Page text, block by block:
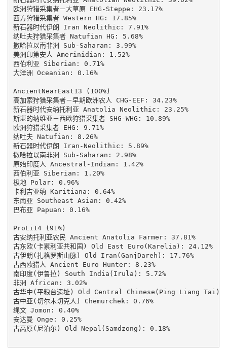
欧洲狩猎采集者－大草原 EHG-Steppe: 23.17%
西方狩猎采集者 Western HG: 17.85%
新石器时代伊朗 Iran Neolithic: 7.91%
纳吐夫狩猎采集者 Natufian HG: 5.68%
撒哈拉以南非洲 Sub-Saharan: 3.99%
美洲印第安人 Amerinidian: 1.52%
西伯利亚 Siberian: 0.71%
大洋洲 Oceanian: 0.16%
AncientNearEast13 (100%)
高加索狩猎采集者－早期欧洲农人 CHG-EEF: 34.23%
新石器时代安纳托利亚 Anatolia Neolithic: 23.25%
斯堪的纳维亚－西欧狩猎采集者 SHG-WHG: 10.89%
欧洲狩猎采集者 EHG: 9.71%
纳吐夫 Natufian: 8.26%
新石器时代伊朗 Iran-Neolithic: 5.89%
撒哈拉以南非洲 Sub-Saharan: 2.98%
原始印度人 Ancestral-Indian: 1.42%
西伯利亚 Siberian: 1.20%
极地 Polar: 0.96%
卡利吉亚纳 Karitiana: 0.64%
东南亚 Southeast Asian: 0.42%
巴布亚 Papuan: 0.16%
ProLi14 (91%)
古安纳托利亚农民 Ancient Anatolia Farmer: 37.81%
古东欧(卡累利亚共和国) Old East Euro(Karelia): 24.12%
古伊朗(扎格罗斯山脉) Old Iran(GanjDareh): 17.76%
古西欧猎人 Ancient Euro Hunter: 8.23%
南印度(伊鲁拉) South India(Irula): 5.72%
非洲 African: 3.02%
古华中(平粮台遗址) Old Central Chinese(Ping Liang Tai):
古中亚(切尔木切克人) Chemurchek: 0.76%
绳文 Jomon: 0.40%
安达曼 Onge: 0.25%
古高原(尼泊尔) Old Nepal(Samdzong): 0.18%